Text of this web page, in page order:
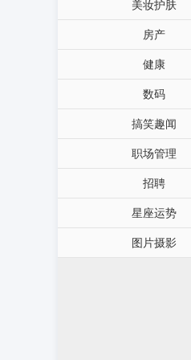
美妆护肤
房产
健康
数码
搞笑趣闻
职场管理
招聘
星座运势
图片摄影